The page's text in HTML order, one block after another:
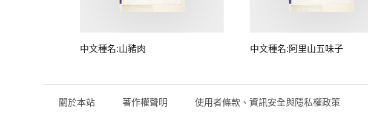
中文種名:山豬肉 中文種名:阿里山五味子
關於本站 著作權聲明 使用者條款、資訊安全與隱私權政策